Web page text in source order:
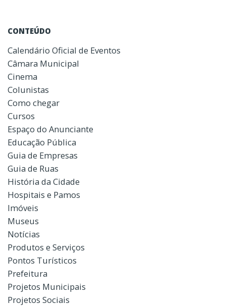
CONTEÚDO
Calendário Oficial de Eventos
Câmara Municipal
Cinema
Colunistas
Como chegar
Cursos
Espaço do Anunciante
Educação Pública
Guia de Empresas
Guia de Ruas
História da Cidade
Hospitais e Pamos
Imóveis
Museus
Notícias
Produtos e Serviços
Pontos Turísticos
Prefeitura
Projetos Municipais
Projetos Sociais